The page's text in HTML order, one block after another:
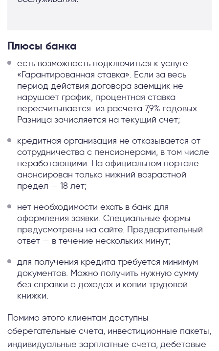
Плюсы банка
есть возможность подключиться к услуге
«Гарантированная ставка». Если за весь
период действия договора заемщик не
нарушает график, процентная ставка
пересчитывается из расчета 7,9% годовых.
Разница зачисляется на текущий счет;
кредитная организация не отказывается от
сотрудничества с пенсионерами, в том числе
неработающими. На официальном портале
анонсирован только нижний возрастной
предел — 18 лет;
нет необходимости ехать в банк для
оформления заявки. Специальные формы
предусмотрены на сайте. Предварительный
ответ — в течение нескольких минут;
для получения кредита требуется минимум
документов. Можно получить нужную сумму
без справки о доходах и копии трудовой
книжки.
Помимо этого клиентам доступны
сберегательные счета, инвестиционные пакеты,
индивидуальные зарплатные счета, дебетовые